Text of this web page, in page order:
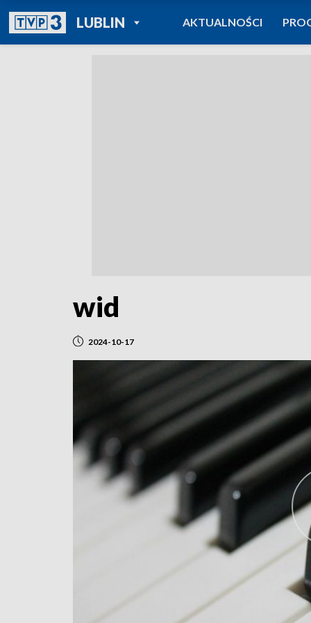
LUBLINPOWRÓT DO
TVP REGIONY
AKTUALNOŚCI
wid
2024-10-17